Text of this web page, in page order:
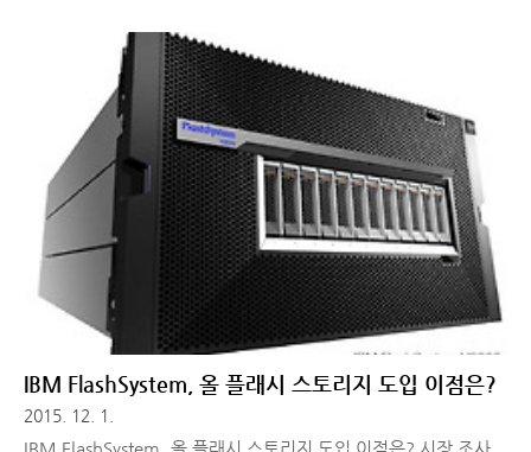
상, 어떤 곳은 대문자와 특수문자 필수로 입력하라고 하는 등 비밀
번호 입력 방식까지 제각각입니다. 자주 가는 곳이야 아이디와 패
스워드를 기억하지만, 간간히 가는 곳은 매번 아이디/비밀번호찾
기 기능을 사용하게 되고, 일정 기간에 한 번씩 패스워드를 변경하
라고 해서 이전에 사용하지 않은 문자를 찾아서 입력하다보면 어
느새 기억에서 멀어지는 경우가 허다합니다. 그래서 어디 적어두
자니, 보안..
IBM FlashSystem, 올 플래시 스토리지 도입 이점은?
2015. 12. 1.
IBM FlashSystem, 올 플래시 스토리지 도입 이점은? 시장 조사